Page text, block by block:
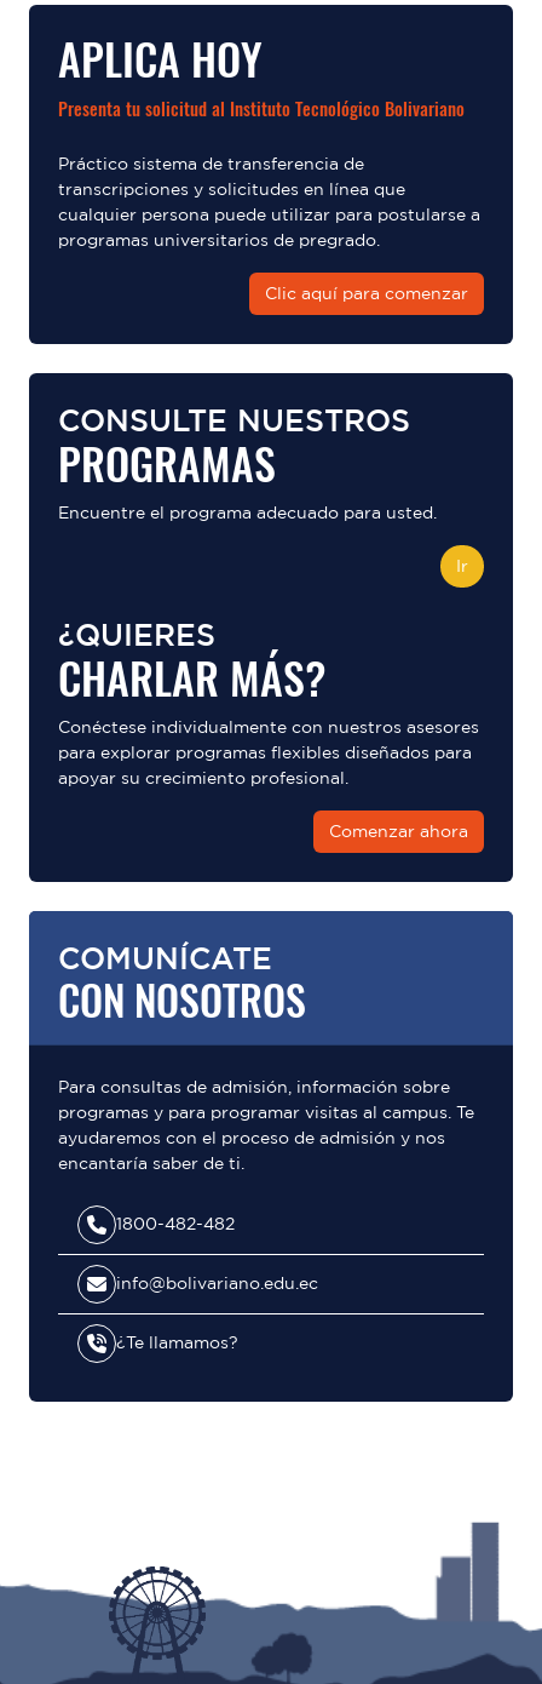
APLICA HOY
Presenta tu solicitud al Instituto Tecnológico Bolivariano
Práctico sistema de transferencia de
transcripciones y solicitudes en línea que
cualquier persona puede utilizar para postularse a
programas universitarios de pregrado.
Clic aquí para comenzar
CONSULTE NUESTROS
PROGRAMAS
Encuentre el programa adecuado para usted.
Ir
¿QUIERES
CHARLAR MÁS?
Conéctese individualmente con nuestros asesores
para explorar programas flexibles diseñados para
apoyar su crecimiento profesional.
Comenzar ahora
COMUNÍCATE
CON NOSOTROS
Para consultas de admisión, información sobre
programas y para programar visitas al campus. Te
ayudaremos con el proceso de admisión y nos
encantaría saber de ti.
1800-482-482
info@bolivariano.edu.ec
¿Te llamamos?